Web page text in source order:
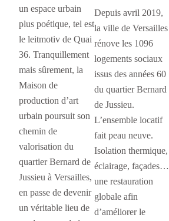
un espace urbain
plus poétique, tel est
le leitmotiv de Quai
36. Tranquillement
mais sûrement, la
Maison de
production d’art
urbain poursuit son
chemin de
valorisation du
quartier Bernard de
Jussieu à Versailles,
en passe de devenir
un véritable lieu de
Depuis avril 2019,
la ville de Versailles
rénove les 1096
logements sociaux
issus des années 60
du quartier Bernard
de Jussieu.
L’ensemble locatif
fait peau neuve.
Isolation thermique,
éclairage, façades…
une restauration
globale afin
d’améliorer le